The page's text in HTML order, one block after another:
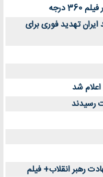
تهدید فوری برای
رسیدند
رهبر انقلاب+ فیلم